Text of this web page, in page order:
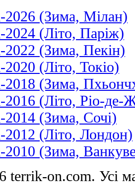
2026 (Зима, Мілан)
2024 (Літо, Паріж)
2022 (Зима, Пекін)
2020 (Літо, Токіо)
2018 (Зима,
2016 (Літо, Ріо-де-
2014 (Зима, Сочі)
2012 (Літо, Лондон)
2010 (Зима,
on.com. Усі